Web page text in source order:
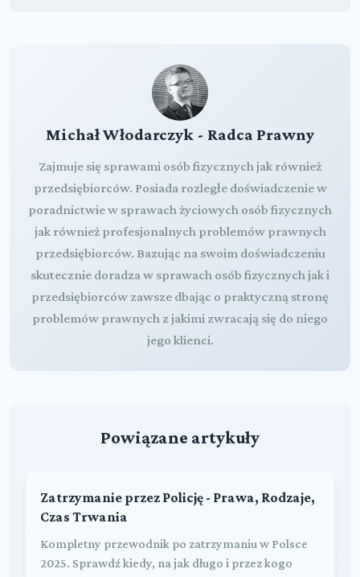
Michał Włodarczyk - Radca Prawny
Zajmuje się sprawami osób fizycznych jak również
przedsiębiorców. Posiada rozległe doświadczenie w
poradnictwie w sprawach życiowych osób fizycznych
jak również profesjonalnych problemów prawnych
przedsiębiorców. Bazując na swoim doświadczeniu
skutecznie doradza w sprawach osób fizycznych jak i
przedsiębiorców zawsze dbając o praktyczną stronę
problemów prawnych z jakimi zwracają się do niego
jego klienci.
Powiązane artykuły
Zatrzymanie przez Policję - Prawa, Rodzaje,
Czas Trwania
Kompletny przewodnik po zatrzymaniu w Polsce
2025. Sprawdź kiedy, na jak długo i przez kogo